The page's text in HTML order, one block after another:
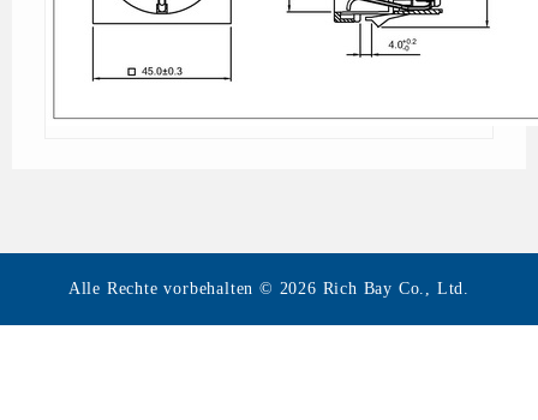
Alle Rechte vorbehalten © 2026 Rich Bay Co., Ltd.